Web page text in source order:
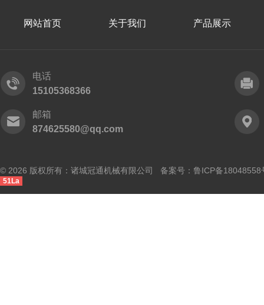
网站首页 关于我们 产品展示
电话
15105368366
邮箱
874625580@qq.com
© 2026 版权所有：诸城冠通机械有限公司 备案号： 鲁ICP备18048558
51La